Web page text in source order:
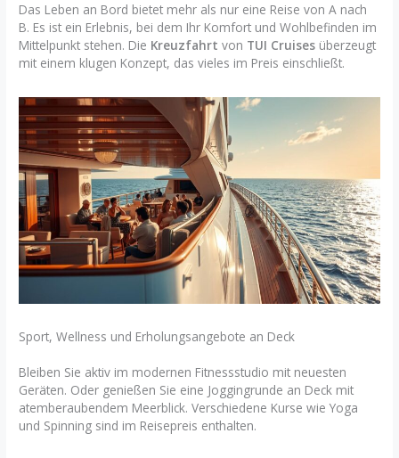
Das Leben an Bord bietet mehr als nur eine Reise von A nach
B. Es ist ein Erlebnis, bei dem Ihr Komfort und Wohlbefinden im
Mittelpunkt stehen. Die Kreuzfahrt von TUI Cruises überzeugt
mit einem klugen Konzept, das vieles im Preis einschließt.
Sport, Wellness und Erholungsangebote an Deck
Bleiben Sie aktiv im modernen Fitnessstudio mit neuesten
Geräten. Oder genießen Sie eine Joggingrunde an Deck mit
atemberaubendem Meerblick. Verschiedene Kurse wie Yoga
und Spinning sind im Reisepreis enthalten.